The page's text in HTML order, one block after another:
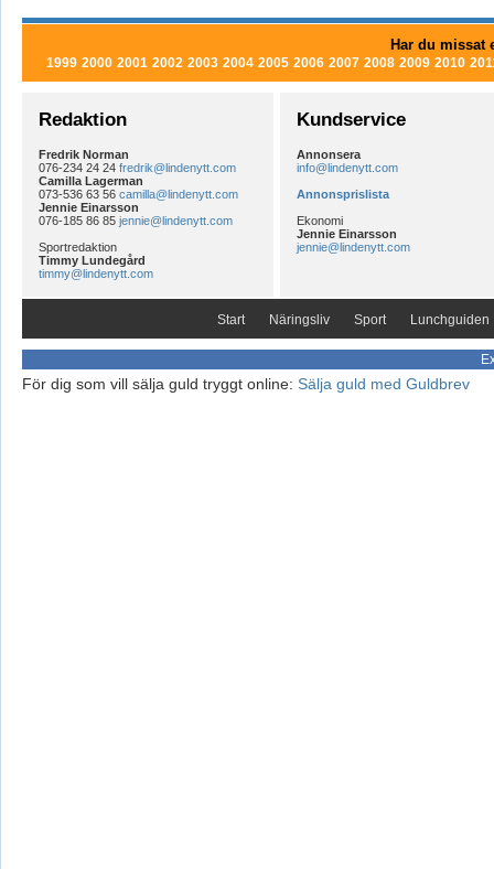
Har du missat
1999 2000 2001 2002 2003 2004 2005 2006 2007 2008 2009 2010
Redaktion
Fredrik Norman
076-234 24 24 fredrik@lindenytt.com
Camilla Lagerman
073-536 63 56 camilla@lindenytt.com
Jennie Einarsson
076-185 86 85 jennie@lindenytt.com
Sportredaktion
Timmy Lundegård
timmy@lindenytt.com
Kundservice
Annonsera
info@lindenytt.com
Annonsprislista
Ekonomi
Jennie Einarsson
jennie@lindenytt.com
Start Näringsliv Sport Lunchguiden
För dig som vill sälja guld tryggt online: Sälja guld med Guldbrev